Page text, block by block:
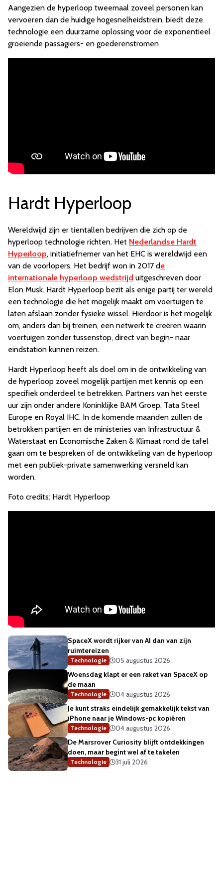
Aangezien de hyperloop tweemaal zoveel personen kan
vervoeren dan de huidige hogesnelheidstrein, biedt deze
technologie een duurzame oplossing voor de exponentieel
groeiende passagiers- en goederenstromen
Hardt Hyperloop
Wereldwijd zijn er tientallen bedrijven die zich op de
hyperloop technologie richten. Het Nederlandse Hardt
Hyperloop, initiatiefnemer van het EHC is wereldwijd een
van de voorlopers. Het bedrijf won in 2017 de
internationale hyperloop wedstrijd uitgeschreven door
Elon Musk. Hardt Hyperloop bezit als enige partij ter wereld
een technologie die het mogelijk maakt om voertuigen te
laten afslaan zonder fysieke wissel. Hierdoor is het mogelijk
om, anders dan bij treinen, een netwerk te creëren waarin
voertuigen zonder tussenstop, direct van begin- naar
eindstation kunnen reizen.
Hardt Hyperloop heeft als doel om in de ontwikkeling van
de hyperloop zoveel mogelijk partijen met kennis op een
specifiek onderdeel te betrekken. Partners van het eerste
uur zijn onder andere Koninklijke BAM Groep, Tata Steel
Europe en Royal IHC. In de komende maanden zullen de
betrokken partijen en de ministeries van Infrastructuur &
Waterstaat en Economische Zaken & Klimaat rond de tafel
gaan om te bespreken of de ontwikkeling van de hyperloop
met een publiek-private samenwerking versneld kan
worden.
Foto credits: Hardt Hyperloop
SpaceX wordt rijker van AI dan van zijn
ruimtereizen
Technologie
05 augustus 2026
Woensdag klapt er een raket van SpaceX op
de maan
Technologie
04 augustus 2026
Je kunt straks eindelijk gemakkelijk tekst van
iPhone naar je Windows-pc kopiëren
Technologie
04 augustus 2026
De Marsrover Curiosity blijft ontdekkingen
doen, maar begint wel af te takelen
Technologie 31 juli 2026